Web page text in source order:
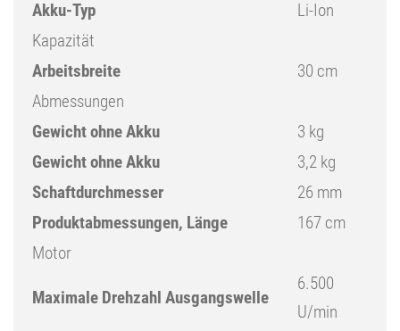
Akku-Typ
Li-Ion
Kapazität
Arbeitsbreite
30 cm
Abmessungen
Gewicht ohne Akku
3 kg
Gewicht ohne Akku
3,2 kg
Schaftdurchmesser
26 mm
Produktabmessungen, Länge
167 cm
Motor
Maximale Drehzahl Ausgangswelle
6.500
U/min